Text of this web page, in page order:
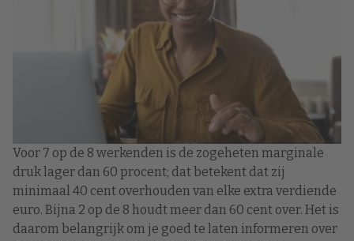
Voor 7 op de 8 werkenden is de zogeheten marginale
druk lager dan 60 procent; dat betekent dat zij
minimaal 40 cent overhouden van elke extra verdiende
euro. Bijna 2 op de 8 houdt meer dan 60 cent over. Het is
daarom belangrijk om je goed te laten informeren over